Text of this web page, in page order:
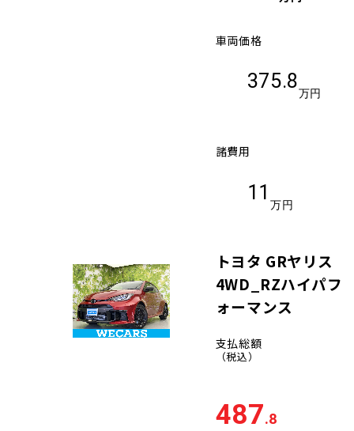
車両価格
375.8
万円
諸費用
11
万円
トヨタ GRヤリス
4WD_RZハイパフ
ォーマンス
支払総額
（税込）
487.8